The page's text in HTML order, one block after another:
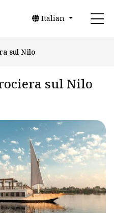
Italian
sul Nilo
sul Nilo